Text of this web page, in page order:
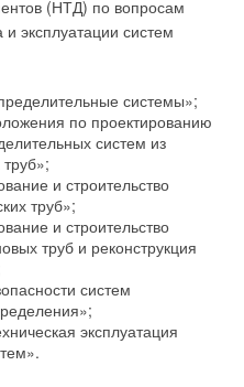
(НТД) по вопросам
и эксплуатации систем
системы»;
по проектированию
систем из
и строительство
труб»;
и строительство
труб и реконструкция
систем
эксплуатация